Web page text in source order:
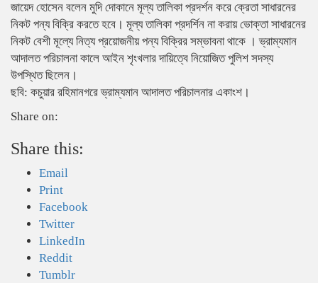
জায়েদ হোসেন বলেন মুদি দোকানে মূল্য তালিকা প্রদর্শন করে ক্রেতা সাধারনের
নিকট পন্য বিক্রি করতে হবে। মূল্য তালিকা প্রদর্শিন না করায় ভোক্তা সাধারনের
নিকট বেশী মূল্যে নিত্য প্রয়োজনীয় পন্য বিক্রির সম্ভাবনা থাকে । ভ্রাম্যমান
আদালত পরিচালনা কালে আইন শৃংখলার দায়িত্বে নিয়োজিত পুলিশ সদস্য
উপস্থিত ছিলেন।
ছবি: কচুয়ার রহিমানগরে ভ্রাম্যমান আদালত পরিচালনার একাংশ।
Share on:
Share this:
Email
Print
Facebook
Twitter
LinkedIn
Reddit
Tumblr